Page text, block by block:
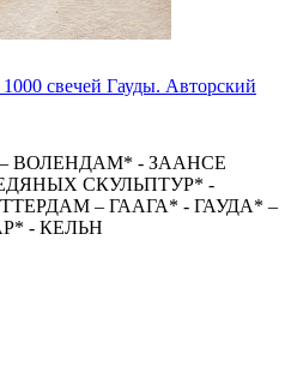
свечей Гауды. Авторский
ВОЛЕНДАМ* - ЗААНСЕ
СКУЛЬПТУР* -
– ГААГА* - ГАУДА* –
- КЕЛЬН